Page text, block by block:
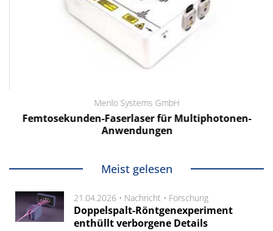
Menlo Systems GmbH
Femtosekunden-Faserlaser für Multiphotonen-
Anwendungen
Meist gelesen
21.04.2026 • Nachricht • Forschung
Doppelspalt-Röntgenexperiment
enthüllt verborgene Details